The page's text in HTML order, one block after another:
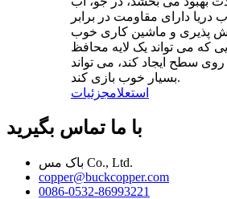
دریا دارای مقاومت در برابر
پذیری و ماشین کاری خوب
که می تواند یک لایه محافظ
سطح ایجاد کند، می تواند
بسیار خوب بازی کند.
استعلامجزئیات
با ما تماس بگیرید
باک مس Co., Ltd.
copper@buckcopper.com
0086-0532-86993221